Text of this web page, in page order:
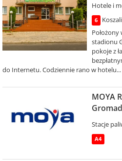
Hotele i
6
stadionu
pokoje z
do Internetu. Codziennie rano w hotelu...
MOYA
Stacje
A4